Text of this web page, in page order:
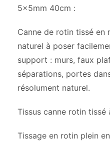
5x5mm 40cm :
Canne de rotin tissé en
naturel à poser
support : murs, faux
séparations, portes
résolument naturel.
Tissus canne rotin tissé
Tissage en rotin plein